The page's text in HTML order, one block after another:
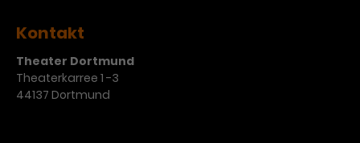
Kontakt
Theater Dortmund
Theaterkarree 1 -3
44137 Dortmund